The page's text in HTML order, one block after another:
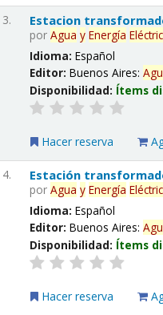
3. Estacion
porAgua y Energía
Idioma:Español
Editor:Buenos Aires:
Disponibilidad: Ítems
Hacer reserva
4. Estación
porAgua y Energía
Idioma:Español
Editor:Buenos Aires:
Disponibilidad: Ítems
Hacer reserva